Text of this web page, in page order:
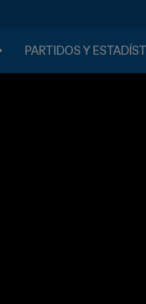
PARTIDOS Y